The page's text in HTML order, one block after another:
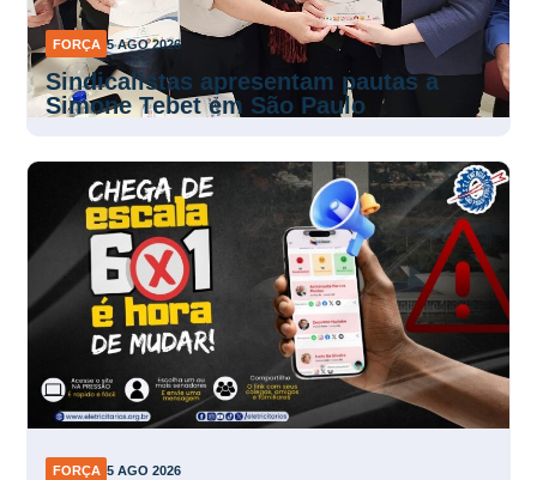
FORÇA 5 AGO 2026
Sindicalistas apresentam pautas a
Simone Tebet em São Paulo
FORÇA 5 AGO 2026